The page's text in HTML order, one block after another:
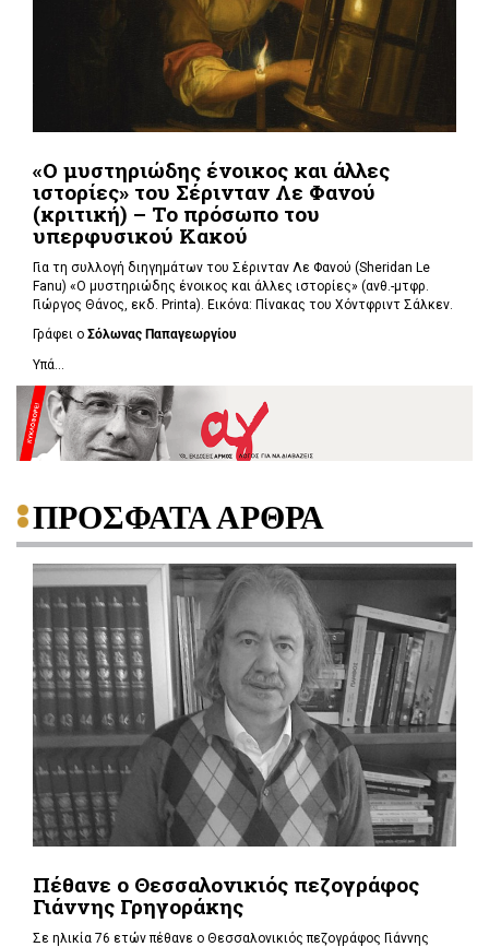
«Ο μυστηριώδης ένοικος και άλλες
ιστορίες» του Σέρινταν Λε Φανού
(κριτική) – Το πρόσωπο του
υπερφυσικού Κακού
Για τη συλλογή διηγημάτων του Σέρινταν Λε Φανού (Sheridan Le
Fanu) «Ο μυστηριώδης ένοικος και άλλες ιστορίες» (ανθ.-μτφρ.
Γιώργος Θάνος, εκδ. Printa). Εικόνα: Πίνακας του Χόντφριντ Σάλκεν.
Γράφει ο Σόλωνας Παπαγεωργίου
Υπά...
ΠΡΟΣΦΑΤΑ ΑΡΘΡΑ
Πέθανε ο Θεσσαλονικιός πεζογράφος
Γιάννης Γρηγοράκης
Σε ηλικία 76 ετών πέθανε ο Θεσσαλονικιός πεζογράφος Γιάννης